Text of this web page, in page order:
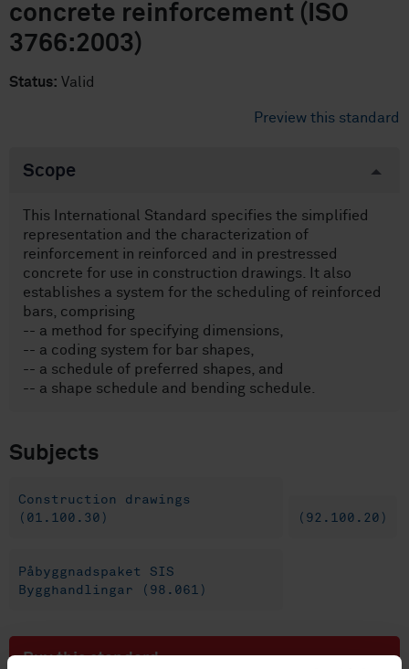
concrete reinforcement (ISO
3766:2003)
Status: Valid
Preview this standard
Scope
This International Standard specifies the simplified
representation and the characterization of
reinforcement in reinforced and in prestressed
concrete for use in construction drawings. It also
establishes a system for the scheduling of reinforced
bars, comprising
-- a method for specifying dimensions,
-- a coding system for bar shapes,
-- a schedule of preferred shapes, and
-- a shape schedule and bending schedule.
Subjects
Construction drawings
(01.100.30)
(92.100.20)
Påbyggnadspaket SIS
Bygghandlingar (98.061)
Buy this standard